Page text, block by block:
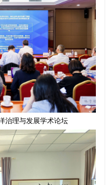
治理与发展学术论坛